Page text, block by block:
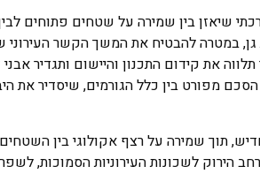
בין שמירה על שטחים פתוחים לבין
במטרה להבטיח את המשך הקשר העירוני
ובתוך 180 יום תתבצע חתימה על הסכם מפורט בין כלל
תוך שמירה על רצף אקולוגי בין
הירוק לשכונות העירוניות הסמוכות, לשפר